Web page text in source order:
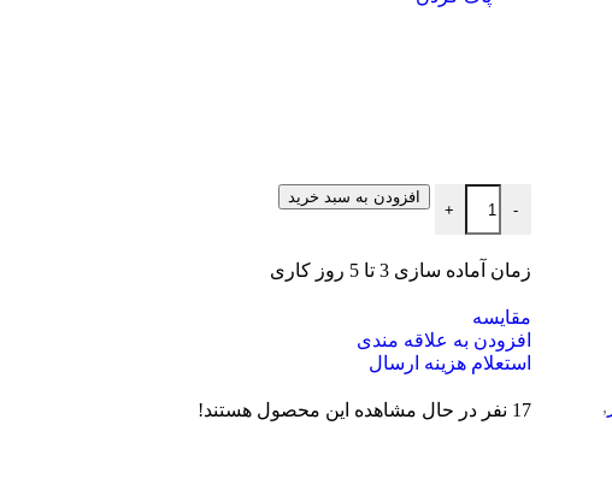
,
-
+
افزودن به سبد خرید
زمان آماده سازی 3 تا 5 روز کاری
مقایسه
افزودن به علاقه مندی
استعلام هزینه ارسال
17 نفر در حال مشاهده این محصول هستند!